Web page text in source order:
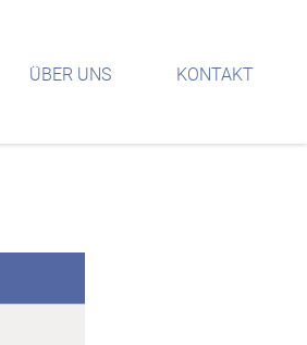
ÜBER UNS KONTAKT